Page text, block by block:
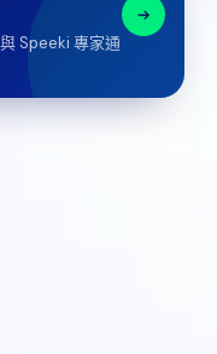
Speeki 專家通